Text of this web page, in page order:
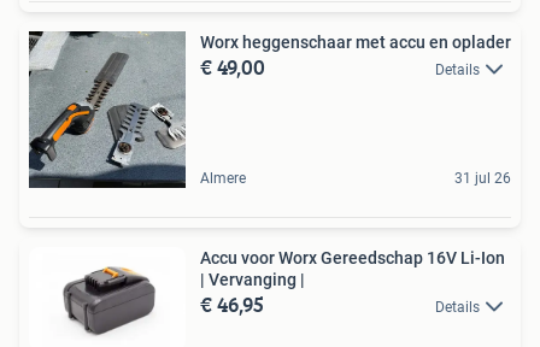
Worx heggenschaar met accu en oplader
€ 49,00 Details
Almere 31 jul 26
Accu voor Worx Gereedschap 16V Li-Ion
| Vervanging |
€ 46,95 Details